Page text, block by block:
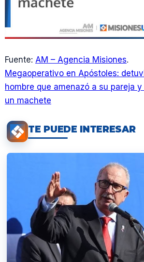
Fuente: AM – Agencia Misiones.
Megaoperativo en Apóstoles:
hombre que amenazó a su pareja
un machete
TE PUEDE INTERESAR